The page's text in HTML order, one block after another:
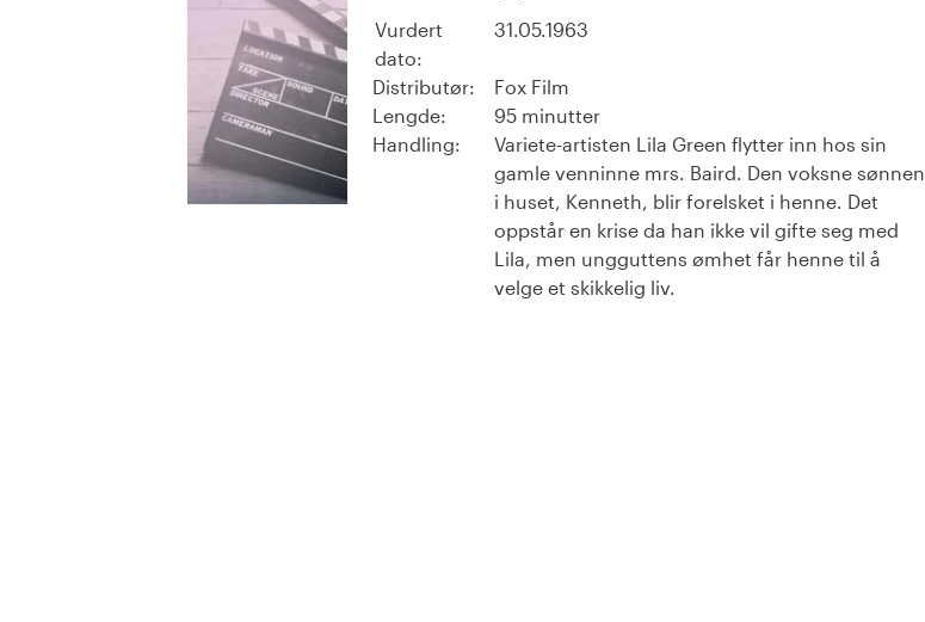
Vurdert
dato:
31.05.1963
Distributør:
Fox Film
Lengde:
95 minutter
Handling:
Variete-artisten Lila Green flytter inn hos sin
gamle venninne mrs. Baird. Den voksne sønnen
i huset, Kenneth, blir forelsket i henne. Det
oppstår en krise da han ikke vil gifte seg med
Lila, men ungguttens ømhet får henne til å
velge et skikkelig liv.